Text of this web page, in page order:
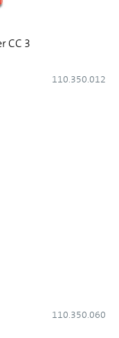
CC 3
110.350.012
110.350.060